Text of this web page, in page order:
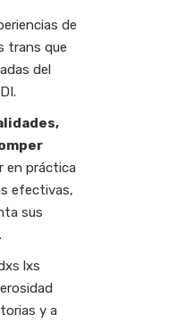
de
trans que
del
en práctica
efectivas,
sus
lxs
y a